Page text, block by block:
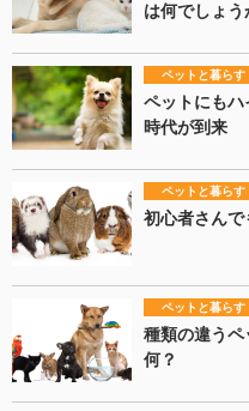
は何でしょう
ペットと暮らす
ペットにもハ
時代が到来
ペットと暮らす
初心者さんで
ペットと暮らす
種類の違うペ
何？